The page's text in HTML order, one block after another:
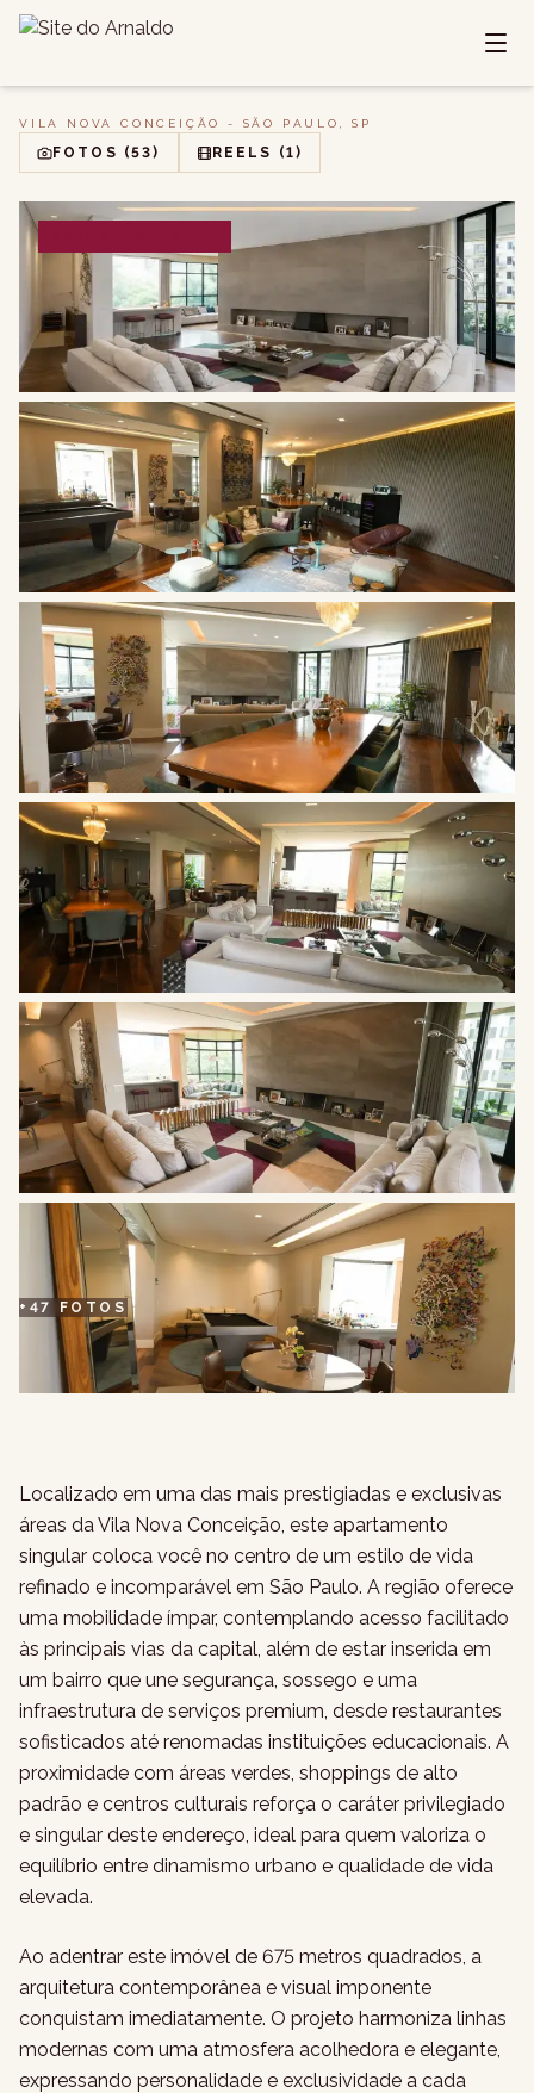
VILA NOVA CONCEIÇÃO - SÃO PAULO, SP
FOTOS (53) REELS (1)
+ 47 FOTOS
Localizado em uma das mais prestigiadas e exclusivas
áreas da Vila Nova Conceição, este apartamento
singular coloca você no centro de um estilo de vida
refinado e incomparável em São Paulo. A região oferece
uma mobilidade ímpar, contemplando acesso facilitado
às principais vias da capital, além de estar inserida em
um bairro que une segurança, sossego e uma
infraestrutura de serviços premium, desde restaurantes
sofisticados até renomadas instituições educacionais. A
proximidade com áreas verdes, shoppings de alto
padrão e centros culturais reforça o caráter privilegiado
e singular deste endereço, ideal para quem valoriza o
equilíbrio entre dinamismo urbano e qualidade de vida
elevada.
Ao adentrar este imóvel de 675 metros quadrados, a
arquitetura contemporânea e visual imponente
conquistam imediatamente. O projeto harmoniza linhas
modernas com uma atmosfera acolhedora e elegante,
expressando personalidade e exclusividade a cada